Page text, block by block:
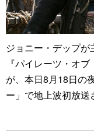
ジョニー・デップ
『パイレーツ・オ
が、本日8月18日の
ー」で地上波初放送